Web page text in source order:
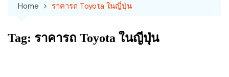
Home ราคารถ Toyota ในญี่ปุ่น
Tag: ราคารถ Toyota ในญี่ปุ่น